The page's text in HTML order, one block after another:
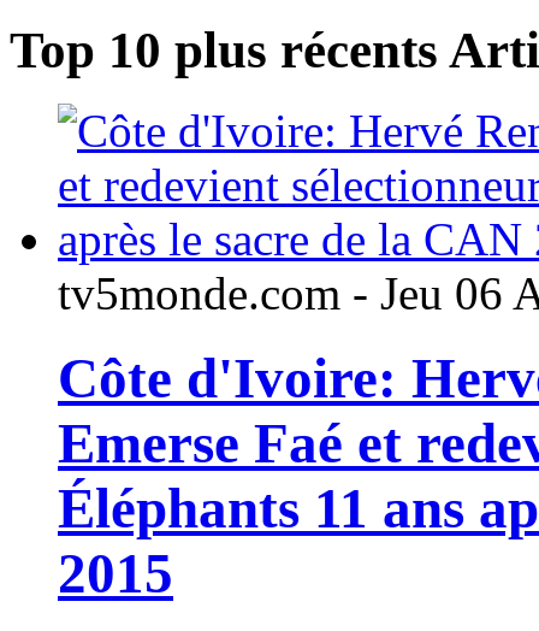
Top 10 plus récents
tv5monde.com - Jeu 06
Côte d'Ivoire:
Emerse Faé et
Éléphants 11 ans
2015